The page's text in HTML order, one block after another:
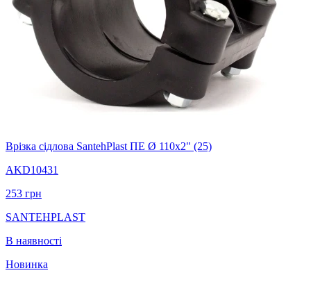
Врізка сідлова SantehPlast ПЕ Ø 110x2" (25)
AKD10431
253 грн
SANTEHPLAST
В наявності
Новинка